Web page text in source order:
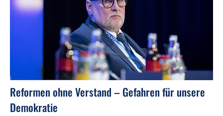
Reformen ohne Verstand – Gefahren für unsere
Demokratie